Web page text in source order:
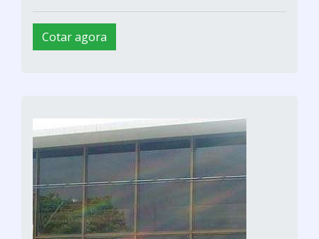
Cotar agora